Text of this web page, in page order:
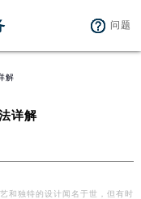
问题
解
详解
和独特的设计闻名于世，但有时